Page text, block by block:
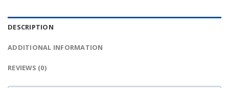
DESCRIPTION
ADDITIONAL INFORMATION
REVIEWS (0)